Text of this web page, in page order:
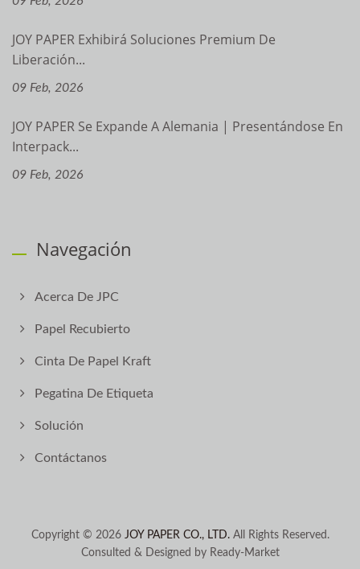
JOY PAPER Exhibirá Soluciones Premium De
Liberación...
09 Feb, 2026
JOY PAPER Se Expande A Alemania | Presentándose En
Interpack...
09 Feb, 2026
Navegación
Acerca De JPC
Papel Recubierto
Cinta De Papel Kraft
Pegatina De Etiqueta
Solución
Contáctanos
Copyright © 2026 JOY PAPER CO., LTD.All Rights Reserved.
Consulted & Designed by Ready-Market